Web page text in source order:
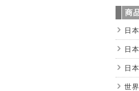
商
日
日
日
世